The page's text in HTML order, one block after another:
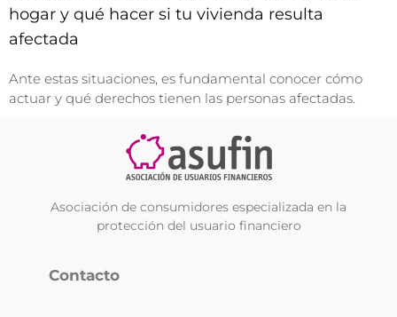
hogar y qué hacer si tu vivienda resulta
afectada
Ante estas situaciones, es fundamental conocer cómo
actuar y qué derechos tienen las personas afectadas.
Asociación de consumidores especializada en la
protección del usuario financiero
Contacto